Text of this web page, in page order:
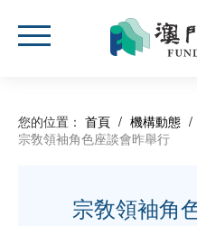
您的位置： 首頁 / 機構動態 /
宗敎領袖角色座談會昨舉行
宗敎領袖角